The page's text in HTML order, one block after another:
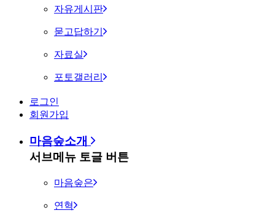
자유게시판
묻고답하기
자료실
포토갤러리
로그인
회원가입
마음숲소개
서브메뉴 토글 버튼
마음숲은
연혁